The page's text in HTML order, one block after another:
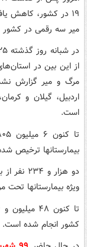
میر سه رقمی در
از این بین در
مرگ و میر گزارش
اردبیل، گیلان و
است.
بیمارستانها ترخیص
ویژه بیمارستانها تحت
کشور انجام شده است.